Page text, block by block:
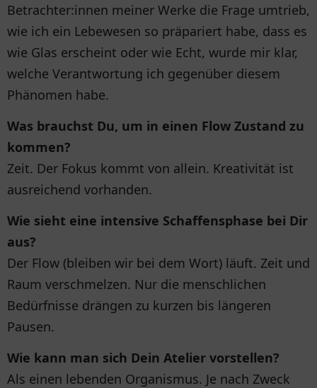
Betrachter:innen meiner Werke die Frage umtrieb,
wie ich ein Lebewesen so präpariert habe, dass es
wie Glas erscheint oder wie Echt, wurde mir klar,
welche Verantwortung ich gegenüber diesem
Phänomen habe.
Was brauchst Du, um in einen Flow Zustand zu
kommen?
Zeit. Der Fokus kommt von allein. Kreativität ist
ausreichend vorhanden.
Wie sieht eine intensive Schaffensphase bei Dir
aus?
Der Flow (bleiben wir bei dem Wort) läuft. Zeit und
Raum verschmelzen. Nur die menschlichen
Bedürfnisse drängen zu kurzen bis längeren
Pausen.
Wie kann man sich Dein Atelier vorstellen?
Als einen lebenden Organismus. Je nach Zweck